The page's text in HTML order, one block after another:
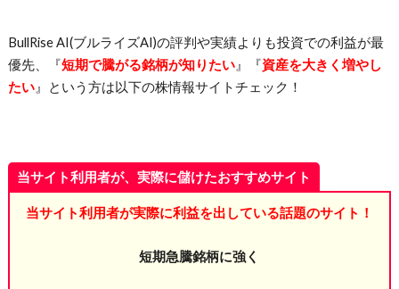
BullRise AI(ブルライズAI)の評判や実績よりも投資での利益が最
優先、
『短期で騰がる銘柄が知りたい』『資産を大きく増やし
たい』という方は以下の株情報サイトチェック！
当サイト利用者が、実際に儲けたおすすめサイト
当サイト利用者が実際に利益を出している話題のサイト！
短期急騰銘柄に強く